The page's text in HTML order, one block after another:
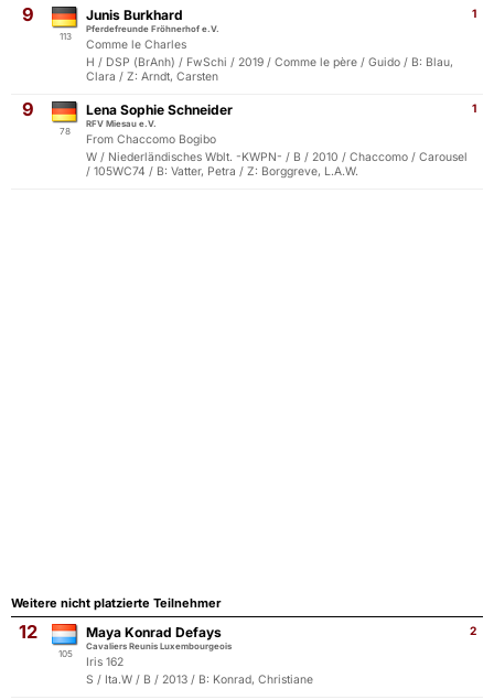
9
113
1
Junis Burkhard
Pferdefreunde Fröhnerhof e.V.
Comme le Charles
H / DSP (BrAnh) / FwSchi / 2019 / Comme le père / Guido / B: Blau,
Clara / Z: Arndt, Carsten
9
78
1
Lena Sophie Schneider
RFV Miesau e.V.
From Chaccomo Bogibo
W / Niederländisches Wblt. -KWPN- / B / 2010 / Chaccomo / Carousel
/ 105WC74 / B: Vatter, Petra / Z: Borggreve, L.A.W.
Weitere nicht platzierte Teilnehmer
12
105
2
Maya Konrad Defays
Cavaliers Reunis Luxembourgeois
Iris 162
S / Ita.W / B / 2013 / B: Konrad, Christiane